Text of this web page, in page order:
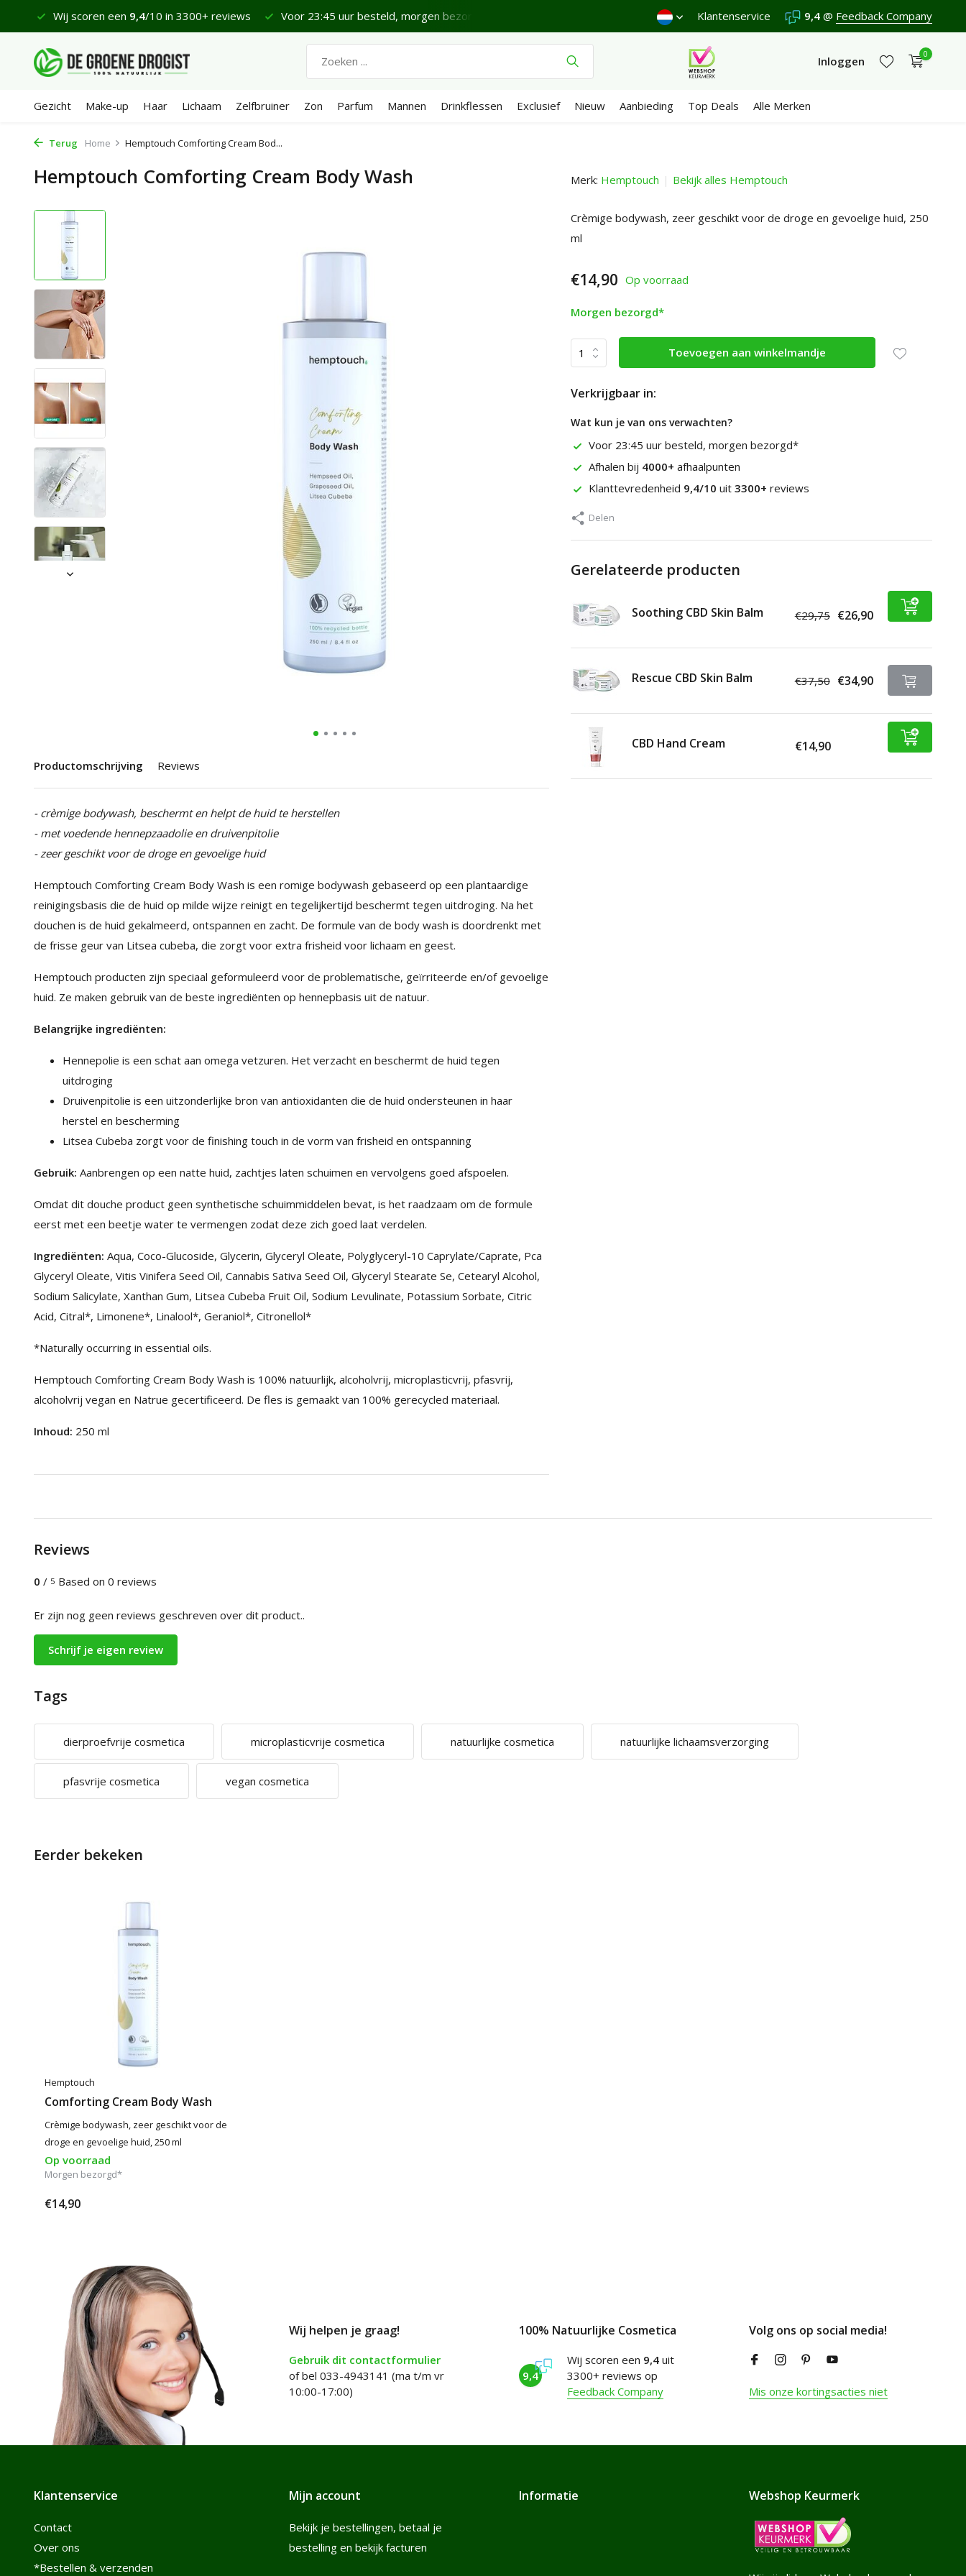
Wij scoren een 9,4/10 in 3300+ reviews Voor 23:45 uur besteld, morgen bezorgd* Verzenden €4,95 (NL)Gratis vanaf €65 Wij scoren een
Klantenservice 9,4 @ Feedback Company
Inloggen
0
Gezicht Make-up Haar Lichaam Zelfbruiner Zon Parfum Mannen Drinkflessen Exclusief Nieuw Aanbieding Top Deals Alle Merken
Terug Home Hemptouch Comforting Cream Bod...
Hemptouch Comforting Cream Body Wash
Productomschrijving Reviews
- crèmige bodywash, beschermt en helpt de huid te herstellen
- met voedende hennepzaadolie en druivenpitolie
- zeer geschikt voor de droge en gevoelige huid
Hemptouch Comforting Cream Body Wash is een romige bodywash gebaseerd op een plantaardige
reinigingsbasis die de huid op milde wijze reinigt en tegelijkertijd beschermt tegen uitdroging. Na het
douchen is de huid gekalmeerd, ontspannen en zacht. De formule van de body wash is doordrenkt met
de frisse geur van Litsea cubeba, die zorgt voor extra frisheid voor lichaam en geest.
Hemptouch producten zijn speciaal geformuleerd voor de problematische, geïrriteerde en/of gevoelige
huid. Ze maken gebruik van de beste ingrediënten op hennepbasis uit de natuur.
Belangrijke ingrediënten:
Hennepolie is een schat aan omega vetzuren. Het verzacht en beschermt de huid tegen
uitdroging
Druivenpitolie is een uitzonderlijke bron van antioxidanten die de huid ondersteunen in haar
herstel en bescherming
Litsea Cubeba zorgt voor de finishing touch in de vorm van frisheid en ontspanning
Gebruik: Aanbrengen op een natte huid, zachtjes laten schuimen en vervolgens goed afspoelen.
Omdat dit douche product geen synthetische schuimmiddelen bevat, is het raadzaam om de formule
eerst met een beetje water te vermengen zodat deze zich goed laat verdelen.
Ingrediënten: Aqua, Coco-Glucoside, Glycerin, Glyceryl Oleate, Polyglyceryl-10 Caprylate/Caprate, Pca
Glyceryl Oleate, Vitis Vinifera Seed Oil, Cannabis Sativa Seed Oil, Glyceryl Stearate Se, Cetearyl Alcohol,
Sodium Salicylate, Xanthan Gum, Litsea Cubeba Fruit Oil, Sodium Levulinate, Potassium Sorbate, Citric
Acid, Citral*, Limonene*, Linalool*, Geraniol*, Citronellol*
*Naturally occurring in essential oils.
Hemptouch Comforting Cream Body Wash is 100% natuurlijk, alcoholvrij, microplasticvrij, pfasvrij,
alcoholvrij vegan en Natrue gecertificeerd. De fles is gemaakt van 100% gerecycled materiaal.
Inhoud: 250 ml
Merk: Hemptouch Bekijk alles Hemptouch
Crèmige bodywash, zeer geschikt voor de droge en gevoelige huid, 250
ml
€14,90 Op voorraad
Morgen bezorgd*
Toevoegen aan winkelmandje
Verkrijgbaar in:
Wat kun je van ons verwachten?
Voor 23:45 uur besteld, morgen bezorgd*
Afhalen bij 4000+ afhaalpunten
Klanttevredenheid 9,4/10 uit 3300+ reviews
Delen
Gerelateerde producten
Soothing CBD Skin Balm €29,75 €26,90
Rescue CBD Skin Balm €37,50 €34,90
CBD Hand Cream €14,90
Reviews
0 / 5 Based on 0 reviews
Er zijn nog geen reviews geschreven over dit product..
Schrijf je eigen review
Tags
dierproefvrije cosmetica microplasticvrije cosmetica natuurlijke cosmetica natuurlijke lichaamsverzorging
pfasvrije cosmetica vegan cosmetica
Eerder bekeken
Hemptouch
Comforting Cream Body Wash
Crèmige bodywash, zeer geschikt voor de
droge en gevoelige huid, 250 ml
Op voorraad
Morgen bezorgd*
€14,90
Wij helpen je graag!
Gebruik dit contactformulier
of bel 033-4943141 (ma t/m vr
10:00-17:00)
100% Natuurlijke Cosmetica
9,4
Wij scoren een 9,4 uit
3300+ reviews op
Feedback Company
Volg ons op social media!
Mis onze kortingsacties niet
Klantenservice
Contact
Over ons
*Bestellen & verzenden
Mijn account
Bekijk je bestellingen, betaal je
bestelling en bekijk facturen
Informatie Webshop Keurmerk